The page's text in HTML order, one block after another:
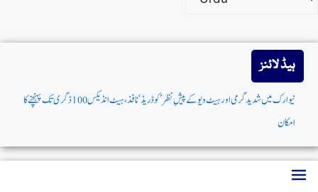
ہیڈ لائنز
نیوارک میں شدیدگرمی اورہیٹ ویوکےپیشِ نظر ’کوڈریڈ‘نافذ،ہیٹ انڈیکس100ڈگری تک پہنچنے کا
امکان